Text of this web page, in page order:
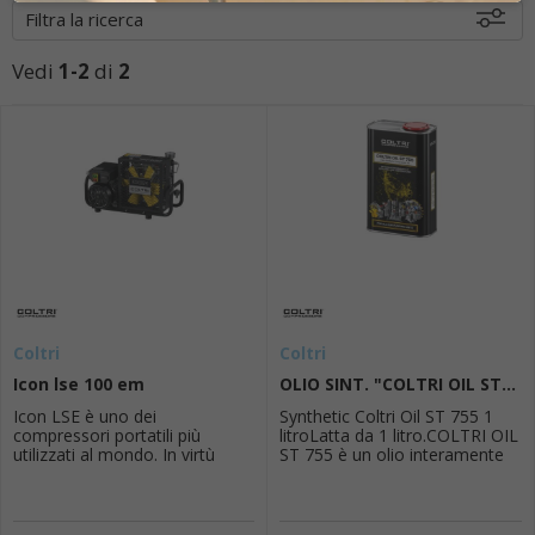
Filtra la ricerca
Disponibili
Vedi 1-2 di 2
Coltri
Icon lse 100 em
Icon LSE è uno dei
compressori portatili più
utilizzati al mondo. In virtù
Coltri
OLIO SINT. "COLTRI OIL ST...
Synthetic Coltri Oil ST 755 1
litroLatta da 1 litro.COLTRI OIL
ST 755 è un olio interamente